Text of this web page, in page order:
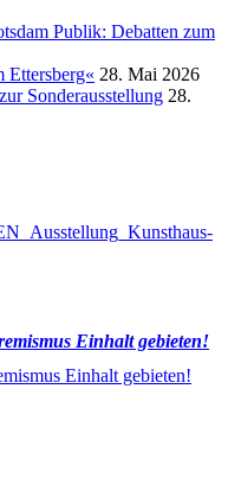
Publik: Debatten zum
28. Mai 2026
Sonderausstellung 28.
Einhalt gebieten!
Einhalt gebieten!